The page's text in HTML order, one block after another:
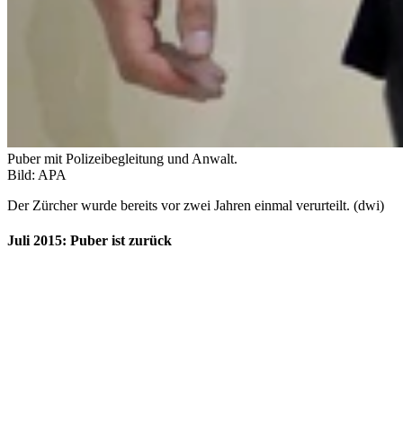
Puber mit Polizeibegleitung und Anwalt.
Bild: APA
Der Zürcher wurde bereits vor zwei Jahren einmal verurteilt. (dwi)
Juli 2015: Puber ist zurück